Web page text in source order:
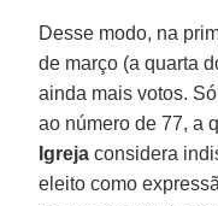
Desse modo, na
de março (a quarta
ainda mais votos.
ao número de 77, a
Igreja considera
eleito como